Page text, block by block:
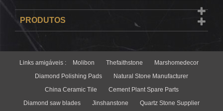
PRODUTOS
Links amigáveis : Molibon Thefaithstone
Marshomedecor
Diamond Polishing Pads
Natural Stone Manufacturer
China Ceramic Tile
Cement Plant Spare Parts
Diamond saw blades
Jinshanstone Quartz Stone Supplier